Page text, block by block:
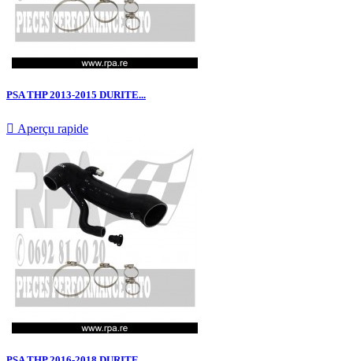
PSA THP 2013-2015 DURITE...
 Aperçu rapide